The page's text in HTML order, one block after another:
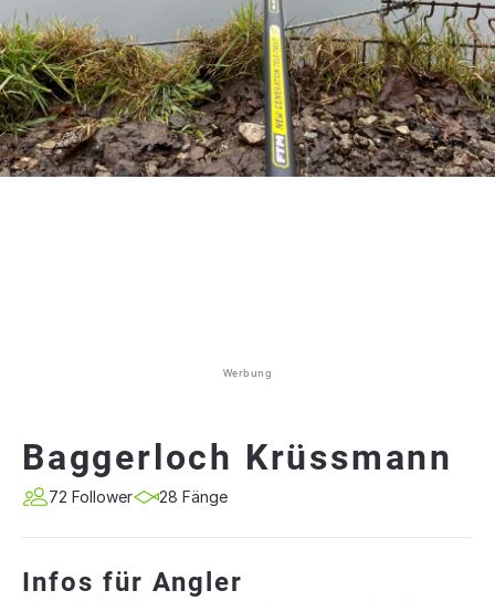
Werbung
Baggerloch Krüssmann
72 Follower 28 Fänge
Infos für Angler